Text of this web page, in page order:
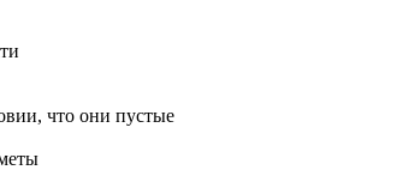
что они пустые